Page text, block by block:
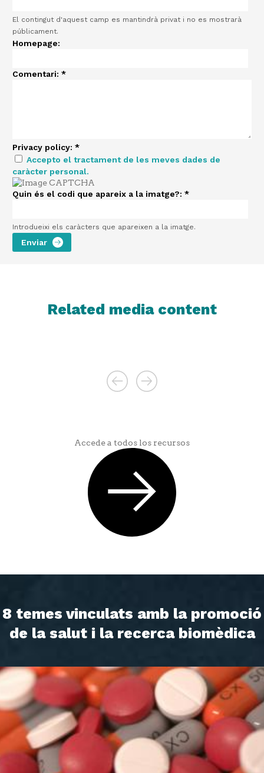
El contingut d'aquest camp es mantindrà privat i no es mostrarà
públicament.
Homepage:
Comentari: *
Privacy policy: *
Accepto el tractament de les meves dades de
caràcter personal.
Quin és el codi que apareix a la imatge?: *
Introdueixi els caràcters que apareixen a la imatge.
Related media content
Accede a todos los recursos
8 temes vinculats amb la promoció
de la salut i la recerca biomèdica